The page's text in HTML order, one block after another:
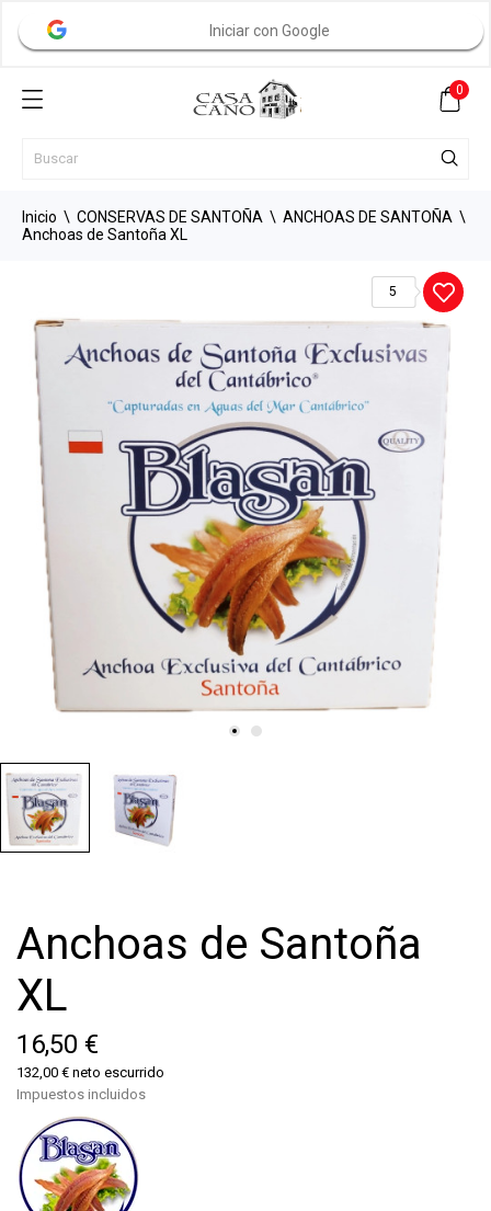
Iniciar con Google
0
Inicio CONSERVAS DE SANTOÑA
ANCHOAS DE SANTOÑA
Anchoas de Santoña XL
5
Anchoas de Santoña
XL
16,50 €
132,00 € neto escurrido
Impuestos incluidos